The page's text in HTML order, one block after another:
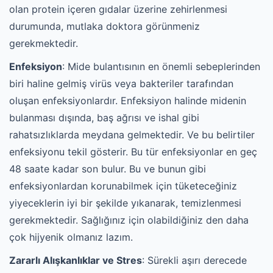
olan protein içeren gıdalar üzerine zehirlenmesi
durumunda, mutlaka doktora görünmeniz
gerekmektedir.
Enfeksiyon: Mide bulantısının en önemli sebeplerinden
biri haline gelmiş virüs veya bakteriler tarafından
oluşan enfeksiyonlardır. Enfeksiyon halinde midenin
bulanması dışında, baş ağrısı ve ishal gibi
rahatsızlıklarda meydana gelmektedir. Ve bu belirtiler
enfeksiyonu tekil gösterir. Bu tür enfeksiyonlar en geç
48 saate kadar son bulur. Bu ve bunun gibi
enfeksiyonlardan korunabilmek için tüketeceğiniz
yiyeceklerin iyi bir şekilde yıkanarak, temizlenmesi
gerekmektedir. Sağlığınız için olabildiğiniz den daha
çok hijyenik olmanız lazım.
Zararlı Alışkanlıklar ve Stres: Sürekli aşırı derecede